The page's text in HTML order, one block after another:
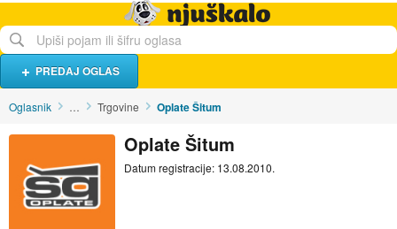
PREDAJ OGLAS
Oglasnik … Trgovine Oplate Šitum
Oplate Šitum
Datum registracije: 13.08.2010.